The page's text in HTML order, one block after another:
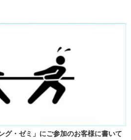
グ・ゼミ」にご参加のお客様に書いて